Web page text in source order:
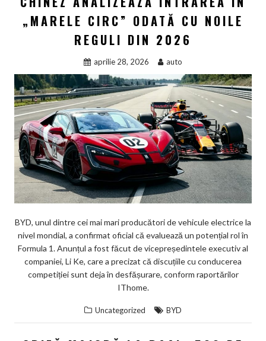
„MARELE CIRC” ODATĂ CU NOILE
REGULI DIN 2026
aprilie 28, 2026 auto
BYD, unul dintre cei mai mari producători de vehicule electrice la
nivel mondial, a confirmat oficial că evaluează un potențial rol în
Formula 1. Anunțul a fost făcut de vicepreședintele executiv al
companiei, Li Ke, care a precizat că discuțiile cu conducerea
competiției sunt deja în desfășurare, conform raportărilor
IThome.
Uncategorized BYD